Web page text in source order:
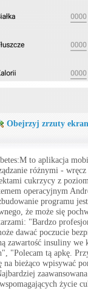
Obejrzyj zrzuty
to aplikacja
różnymi -
cukrzycy z
operacyjnym
programu
że może się
"Bardzo
dawać poczucie
zawartość insuliny
"Polecam tą apkę.
na bieżąco wpisywać
życie